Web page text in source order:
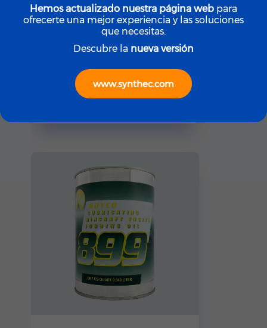
ROYCO
ROYCO LGF (Yellow)
Hemos actualizado nuestra página web para
ofrecerte una mejor experiencia y las soluciones
que necesitas.
Descubre la nueva versión
www.synthec.com